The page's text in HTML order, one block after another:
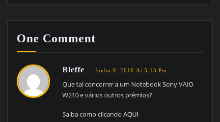
One Comment
Bleffe Junho 9, 2010 At 5:13 Pm
Que tal concorrer a um Notebook Sony VAIO
W210 e vários outros prêmios?
Saiba como clicando AQUI